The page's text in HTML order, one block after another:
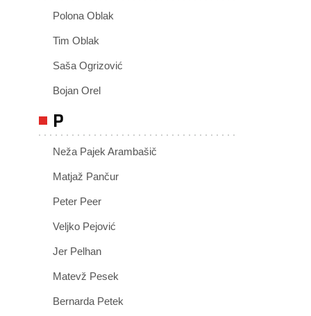
Polona Oblak
Tim Oblak
Saša Ogrizović
Bojan Orel
P
Neža Pajek Arambašič
Matjaž Pančur
Peter Peer
Veljko Pejović
Jer Pelhan
Matevž Pesek
Bernarda Petek